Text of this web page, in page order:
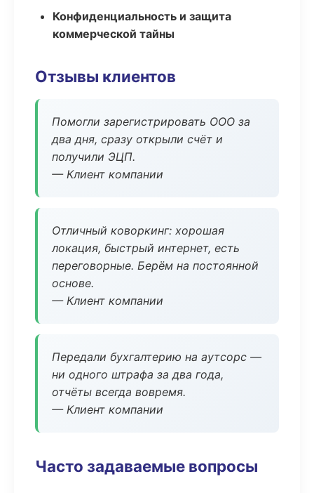
Конфиденциальность и защита
коммерческой тайны
Отзывы клиентов
Помогли зарегистрировать ООО за
два дня, сразу открыли счёт и
получили ЭЦП.
— Клиент компании
Отличный коворкинг: хорошая
локация, быстрый интернет, есть
переговорные. Берём на постоянной
основе.
— Клиент компании
Передали бухгалтерию на аутсорс —
ни одного штрафа за два года,
отчёты всегда вовремя.
— Клиент компании
Часто задаваемые вопросы